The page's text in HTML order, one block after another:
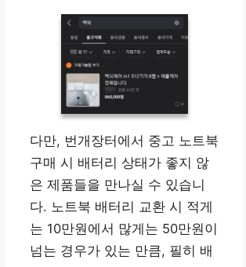
다만, 번개장터에서 중고 노트북
구매 시 배터리 상태가 좋지 않
은 제품들을 만나실 수 있습니
다. 노트북 배터리 교환 시 적게
는 10만원에서 많게는 50만원이
넘는 경우가 있는 만큼, 필히 배